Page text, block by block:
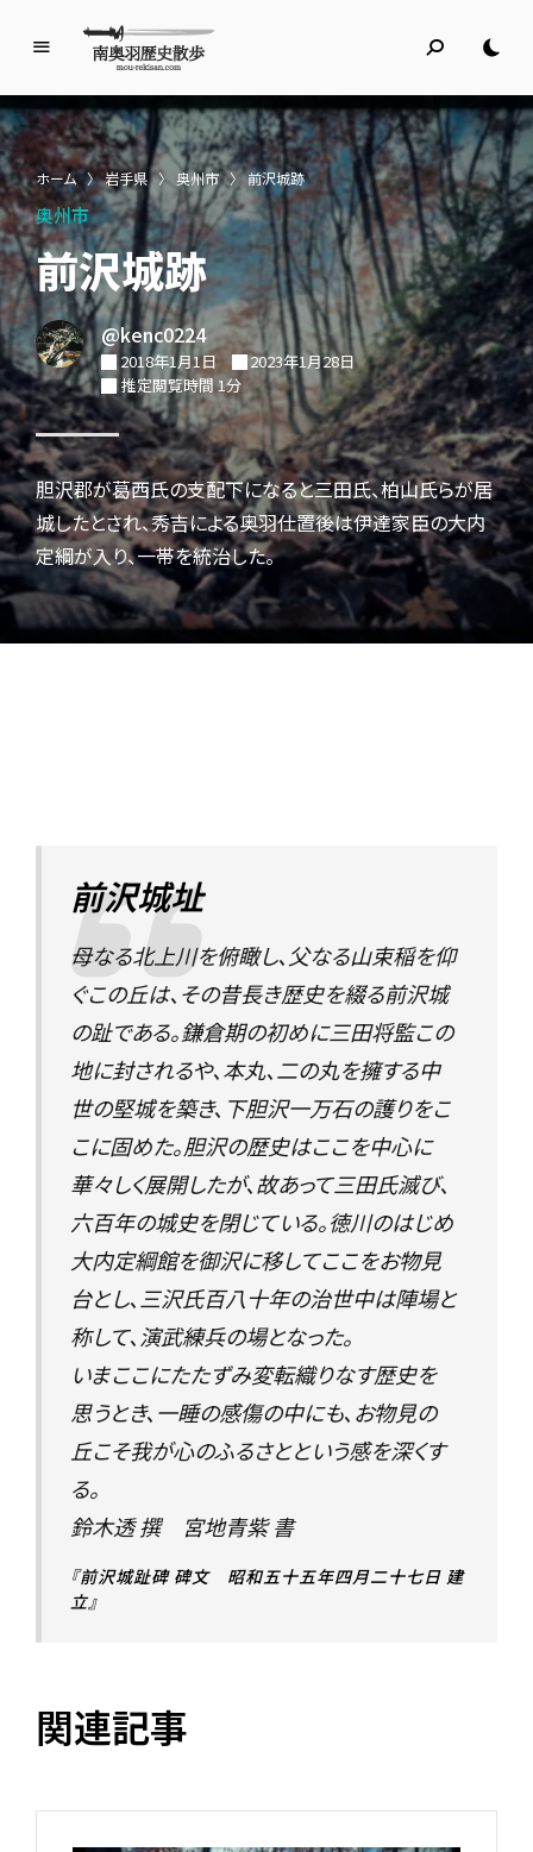
奥
羽
歴
史
散
歩
名所旧跡と館めぐり
ホーム 〉 岩手県 〉 奥州市 〉 前沢城跡
奥州市
前沢城跡
@kenc0224
2018年1月1日
2023年1月28日
推定閲覧時間 1分
胆沢郡が葛西氏の支配下になると三田氏、柏山氏らが居
城したとされ、秀吉による奥羽仕置後は伊達家臣の大内
定綱が入り、一帯を統治した。
前沢城址
母なる北上川を俯瞰し、父なる山束稲を仰
ぐこの丘は、その昔長き歴史を綴る前沢城
の趾である。鎌倉期の初めに三田将監この
地に封されるや、本丸、二の丸を擁する中
世の堅城を築き、下胆沢一万石の護りをこ
こに固めた。胆沢の歴史はここを中心に
華々しく展開したが、故あって三田氏滅び、
六百年の城史を閉じている。徳川のはじめ
大内定綱館を御沢に移してここをお物見
台とし、三沢氏百八十年の治世中は陣場と
称して、演武練兵の場となった。
いまここにたたずみ変転織りなす歴史を
思うとき、一睡の感傷の中にも、お物見の
丘こそ我が心のふるさとという感を深くす
る。
鈴木透 撰 宮地青紫 書
『前沢城趾碑 碑文 昭和五十五年四月二十七日 建
立』
関連記事